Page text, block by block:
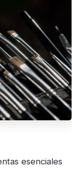
esenciales